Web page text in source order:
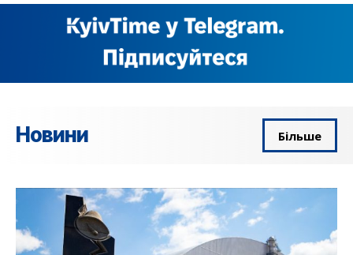
Новини Більше